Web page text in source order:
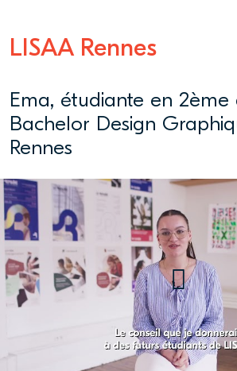
LISAA Rennes
Ema, étudiante en
Bachelor Design
Rennes
Ema, étudiante en
de Bachelor Design
à LISAA Rennes